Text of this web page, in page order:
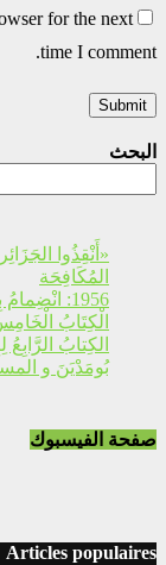
for the next
time I comment.
البحث
المُكَافِحَة
1956: انْضِمامُ بِن نَبِي إِلى جَبْهَةِ التَّحْرِيرِ الوَطَنِيِّ
الْكِتَابُ
الكِتابُ
بُومَدْيَنَ و
صفحة الفيسبوك
Articles populaires